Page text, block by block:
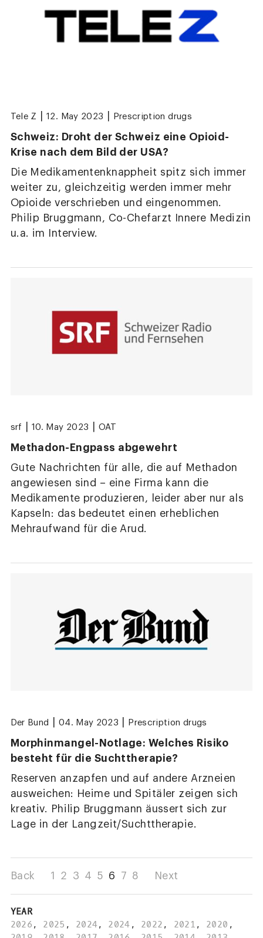
Tele Z 12. May 2023 Prescription drugs
Schweiz: Droht der Schweiz eine Opioid-
Krise nach dem Bild der USA?
Die Medikamentenknappheit spitz sich immer
weiter zu, gleichzeitig werden immer mehr
Opioide verschrieben und eingenommen.
Philip Bruggmann, Co-Chefarzt Innere Medizin
u.a. im Interview.
srf 10. May 2023 OAT
Methadon-Engpass abgewehrt
Gute Nachrichten für alle, die auf Methadon
angewiesen sind – eine Firma kann die
Medikamente produzieren, leider aber nur als
Kapseln: das bedeutet einen erheblichen
Mehraufwand für die Arud.
Der Bund 04. May 2023 Prescription drugs
Morphinmangel-Notlage: Welches Risiko
besteht für die Suchttherapie?
Reserven anzapfen und auf andere Arzneien
ausweichen: Heime und Spitäler zeigen sich
kreativ. Philip Bruggmann äussert sich zur
Lage in der Langzeit/Suchttherapie.
Back 1 2 3 4 5 6 7 8 Next
YEAR
2026 , 2025 , 2024, 2024 , 2022 , 2021 , 2020 ,